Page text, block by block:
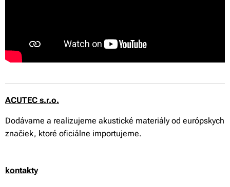
ACUTEC s.r.o.
Dodávame a realizujeme akustické materiály od európskych
značiek, ktoré oficiálne importujeme.
kontakty